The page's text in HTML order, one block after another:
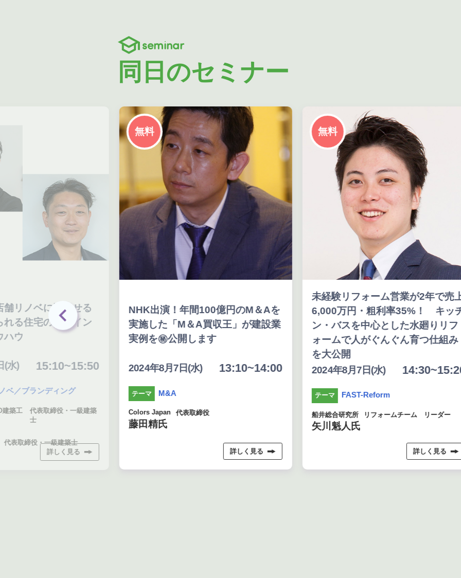
seminar
同日のセミナー
リノベに活かせる
る住宅のデザイン
ハウ
(水) 15:10~15:50
ベ／ブランディング
築工
代表取締役・一級建築
士
代表取締役・一級建築士
詳しく見る
無料
NHK出演！年間100億円のM＆Aを
実施した「M＆A買収王」が建設業
実例を㊙公開します
2024年8月7日(水) 13:10~14:00
テーマ M&A
Colors Japan 代表取締役
藤田精氏
詳しく見る
無料
未経験リフォーム営業が2年で売
6,000万円・粗利率35%！ キッ
ン・バスを中心とした水廻りリフ
ォームで人がぐんぐん育つ仕組み
を大公開
2024年8月7日(水)
テーマ FAST-Reform
船井総合研究所 リフォームチーム リーダー
矢川魁人氏
詳しく見る